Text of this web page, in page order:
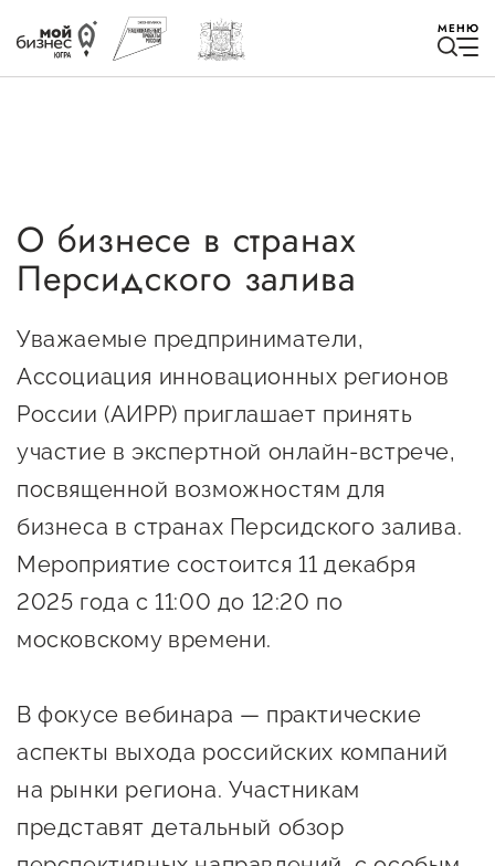
МЕНЮ
Избранное
Быть в курсе
Мероприятия
Новости
Онлайн-витрина продукции
Социальные сети "Мой
Бизнес Югра"
Меры поддержки
Навигатор по мерам
Имущественная поддержка
Консультационная поддержка
О бизнесе в странах
Персидского залива
Уважаемые предприниматели,
Ассоциация инновационных регионов
России (АИРР) приглашает принять
участие в экспертной онлайн-встрече,
посвященной возможностям для
бизнеса в странах Персидского залива.
Мероприятие состоится 11 декабря
2025 года с 11:00 до 12:20 по
московскому времени.
В фокусе вебинара — практические
аспекты выхода российских компаний
на рынки региона. Участникам
представят детальный обзор